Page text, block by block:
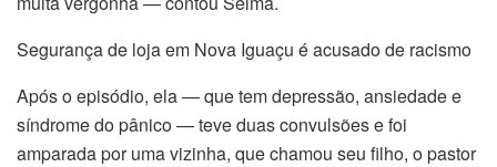
Segurança de loja em Nova Iguaçu é acusado de racismo
Após o episódio, ela — que tem depressão, ansiedade e
síndrome do pânico — teve duas convulsões e foi
amparada por uma vizinha, que chamou seu filho, o pastor